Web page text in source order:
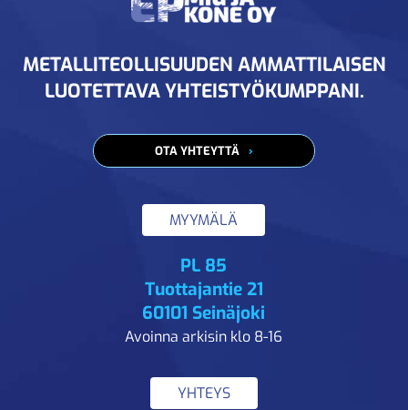
METALLITEOLLISUUDEN AMMATTILAISEN
LUOTETTAVA YHTEISTYÖKUMPPANI.
OTA YHTEYTTÄ
MYYMÄLÄ
PL 85
Tuottajantie 21
60101 Seinäjoki
Avoinna arkisin klo 8-16
YHTEYS